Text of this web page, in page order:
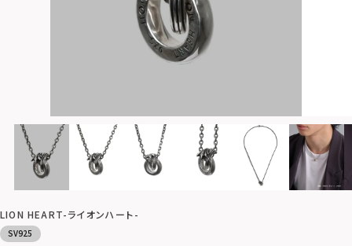
LION HEART-ライオンハート-
SV925